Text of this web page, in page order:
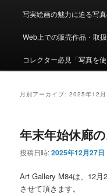
写実絵画の魅力に迫る写
Web上での販売作品・取
コレクター必見「写真を
月別アーカイブ:2025年12月
年末年始休廊
投稿日時:2025年12月27日
Art Gallery M84は、12月
させて頂きます。